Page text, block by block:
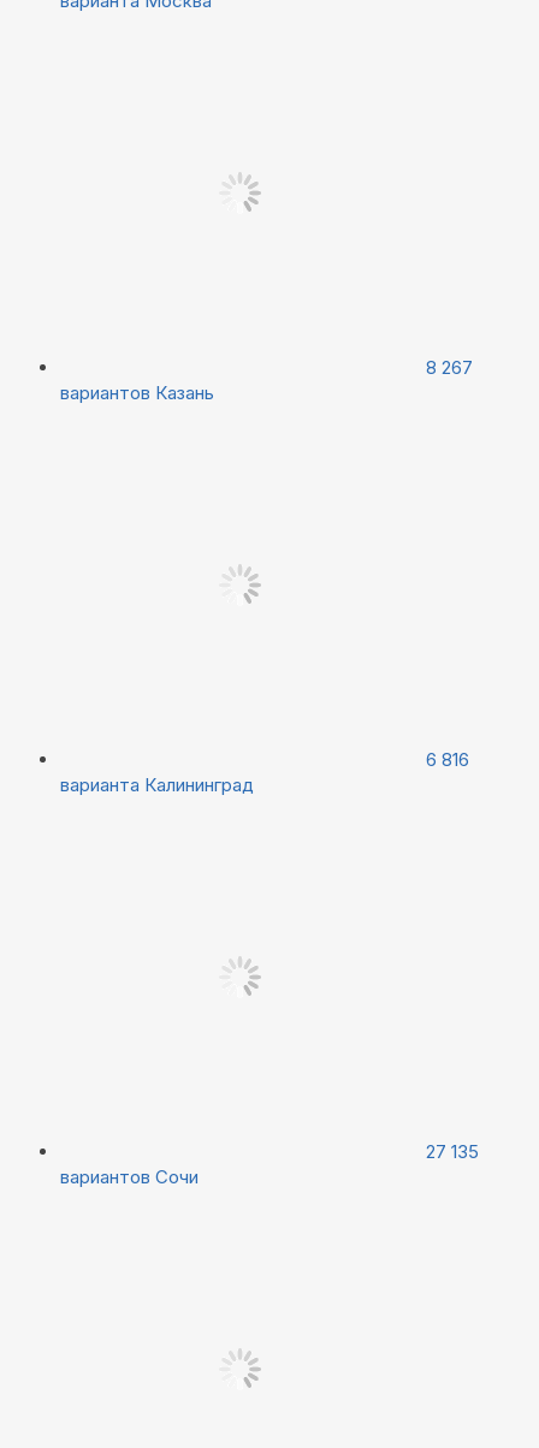
8 267
вариантов Казань
6 816
варианта Калининград
27 135
вариантов Сочи